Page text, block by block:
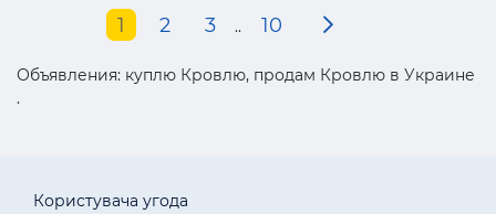
1 2 3 .. 10
Объявления: куплю Кровлю, продам Кровлю в Украине
.
Користувача угода